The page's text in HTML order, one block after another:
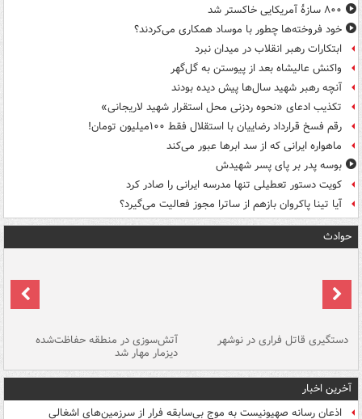
۸۰۰ سازۀ آمریکایی خاکستر شد
خود فروخته‌ها چطور با موساد همکاری می‌کردند؟
ابتکارات رهبر انقلاب در میدان نبرد
واکنش عالیشاه بعد از پیوستن به گل‌گهر
آنچه رهبر شهید سال‌ها پیش دیده بودند
تکذیب ادعای «نحوه ردزنی محل استقرار شهید لاریجانی»
رقم فسخ قرارداد رضاییان با استقلال فقط ۱۰۰میلیون تومان!
ماهواره ایرانی که از سد ابرها عبور می‌کند
بوسه‌ پدر بر پای پسر شهیدش
کویت دستور تعطیلی تنها مدرسه ایرانی را صادر کرد
آیا تینا پاکروان بازهم از ساترا مجوز فعالیت می‌گیرد؟
حوادث
دستگیری قاتل فراری در نوشهر آتش‌سوزی در منطقه حفاظت‌شده
دیزمار مهار شد
آخرین اخبار
اذعان رسانه صهیونیست به موج بی‌سابقه فرار از سرزمین‌های اشغالی